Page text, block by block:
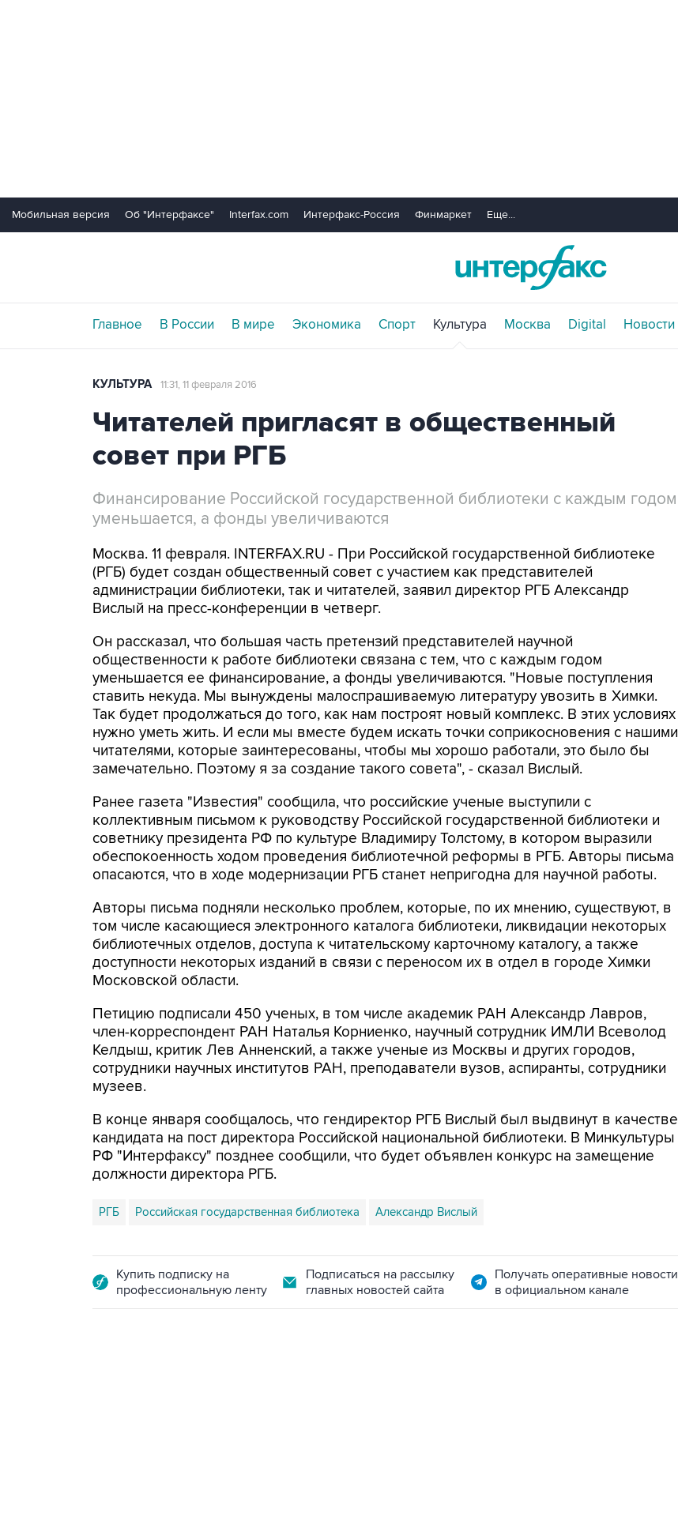
Мобильная версия Об "Интерфаксе" Interfax.com Интерфакс-Россия Финмаркет Еще...
Главное В России В мире Экономика Спорт Культура Москва Digital Новости
КУЛЬТУРА 11:31, 11 февраля 2016
Читателей пригласят в общественный
совет при РГБ
Финансирование Российской государственной библиотеки с каждым годом
уменьшается, а фонды увеличиваются
Москва. 11 февраля. INTERFAX.RU - При Российской государственной библиотеке
(РГБ) будет создан общественный совет с участием как представителей
администрации библиотеки, так и читателей, заявил директор РГБ Александр
Вислый на пресс-конференции в четверг.
Он рассказал, что большая часть претензий представителей научной
общественности к работе библиотеки связана с тем, что с каждым годом
уменьшается ее финансирование, а фонды увеличиваются. "Новые поступления
ставить некуда. Мы вынуждены малоспрашиваемую литературу увозить в Химки.
Так будет продолжаться до того, как нам построят новый комплекс. В этих условиях
нужно уметь жить. И если мы вместе будем искать точки соприкосновения с нашими
читателями, которые заинтересованы, чтобы мы хорошо работали, это было бы
замечательно. Поэтому я за создание такого совета", - сказал Вислый.
Ранее газета "Известия" сообщила, что российские ученые выступили с
коллективным письмом к руководству Российской государственной библиотеки и
советнику президента РФ по культуре Владимиру Толстому, в котором выразили
обеспокоенность ходом проведения библиотечной реформы в РГБ. Авторы письма
опасаются, что в ходе модернизации РГБ станет непригодна для научной работы.
Авторы письма подняли несколько проблем, которые, по их мнению, существуют, в
том числе касающиеся электронного каталога библиотеки, ликвидации некоторых
библиотечных отделов, доступа к читательскому карточному каталогу, а также
доступности некоторых изданий в связи с переносом их в отдел в городе Химки
Московской области.
Петицию подписали 450 ученых, в том числе академик РАН Александр Лавров,
член-корреспондент РАН Наталья Корниенко, научный сотрудник ИМЛИ Всеволод
Келдыш, критик Лев Анненский, а также ученые из Москвы и других городов,
сотрудники научных институтов РАН, преподаватели вузов, аспиранты, сотрудники
музеев.
В конце января сообщалось, что гендиректор РГБ Вислый был выдвинут в качестве
кандидата на пост директора Российской национальной библиотеки. В Минкультуры
РФ "Интерфаксу" позднее сообщили, что будет объявлен конкурс на замещение
должности директора РГБ.
РГБ Российская государственная библиотека Александр Вислый
Купить подписку на
профессиональную ленту
Подписаться на рассылку
главных новостей сайта
Получать оперативные новости
в официальном канале